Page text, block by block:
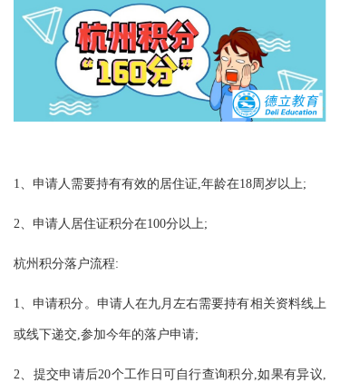
1、申请人需要持有有效的居住证,年龄在18周岁以上;
2、申请人居住证积分在100分以上;
杭州积分落户流程:
1、申请积分。申请人在九月左右需要持有相关资料线上
或线下递交,参加今年的落户申请;
2、提交申请后20个工作日可自行查询积分,如果有异议,